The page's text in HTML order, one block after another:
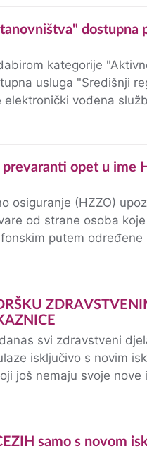
kategorije
usluga "Središnji
elektronički vođena
Hrvatske…
osiguranje (HZZO)
od strane osoba
putem
zabrinutih zbog…
svi zdravstveni
isključivo s novim
još nemaju svoje
u što kraćem